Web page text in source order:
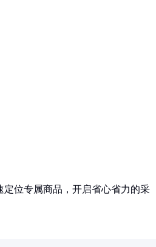
位专属商品，开启省心省力的采